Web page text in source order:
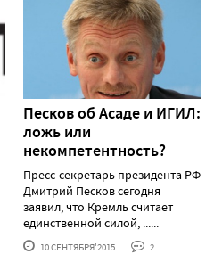
Песков об Асаде и ИГИЛ:
ложь или
некомпетентность?
Пресс-секретарь президента РФ
Дмитрий Песков сегодня
заявил, что Кремль считает
единственной силой, ......
10 СЕНТЯБРЯ'2015 2